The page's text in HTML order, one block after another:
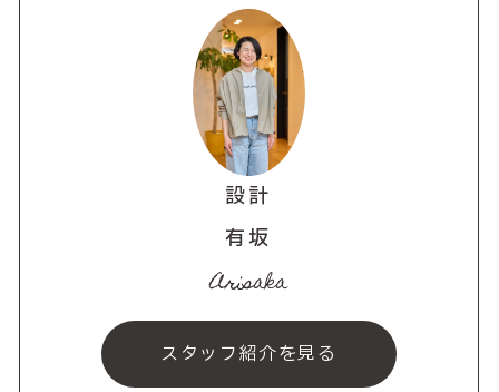
設計
有坂
Arisaka
スタッフ紹介を見る